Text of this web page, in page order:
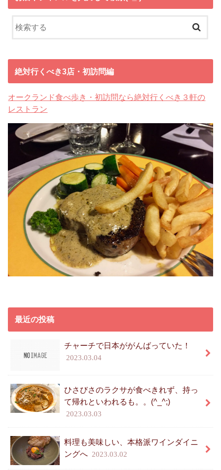
絶対行くべき3店・初訪問編
オークランド食べ歩き・初訪問なら絶対行くべき３軒の
レストラン
最近の投稿
チャーチで日本ががんばっていた！
2023.03.04
ひさびさのラクサが食べきれず、持っ
て帰れといわれるも。。(^_^;)
2023.03.03
料理も美味しい、本格派ワインダイニ
ングへ
2023.03.02